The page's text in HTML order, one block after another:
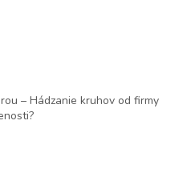
– Hádzanie kruhov od firmy